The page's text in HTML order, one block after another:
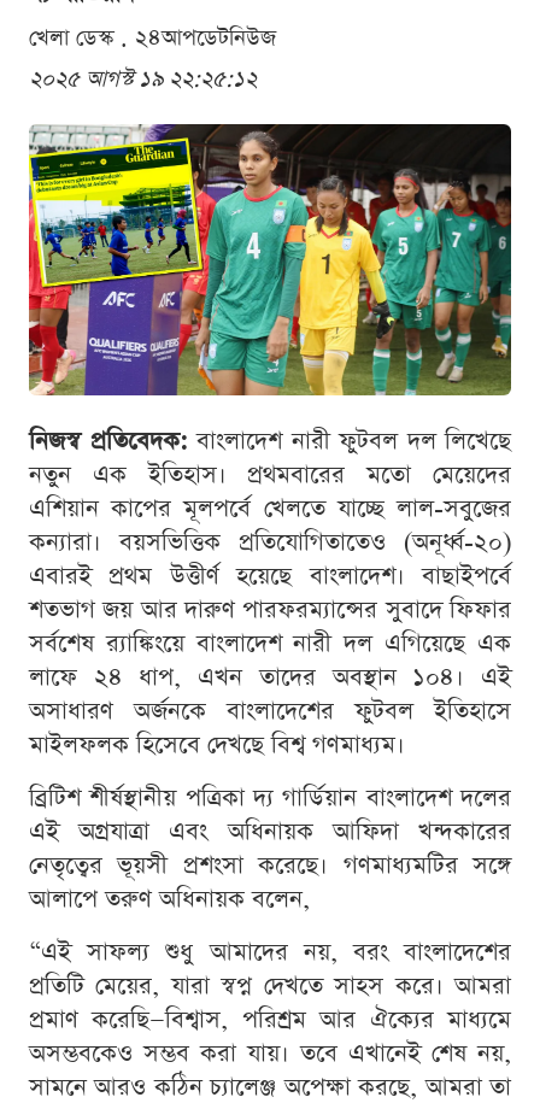
খেলা ডেস্ক . ২৪আপডেটনিউজ
২০২৫ আগস্ট ১৯ ২২:২৫:১২
নিজস্ব প্রতিবেদক: বাংলাদেশ নারী ফুটবল দল লিখেছে
নতুন এক ইতিহাস। প্রথমবারের মতো মেয়েদের
এশিয়ান কাপের মূলপর্বে খেলতে যাচ্ছে লাল-সবুজের
কন্যারা। বয়সভিত্তিক প্রতিযোগিতাতেও (অনূর্ধ্ব-২০)
এবারই প্রথম উত্তীর্ণ হয়েছে বাংলাদেশ। বাছাইপর্বে
শতভাগ জয় আর দারুণ পারফরম্যান্সের সুবাদে ফিফার
সর্বশেষ র‍্যাঙ্কিংয়ে বাংলাদেশ নারী দল এগিয়েছে এক
লাফে ২৪ ধাপ, এখন তাদের অবস্থান ১০৪। এই
অসাধারণ অর্জনকে বাংলাদেশের ফুটবল ইতিহাসে
মাইলফলক হিসেবে দেখছে বিশ্ব গণমাধ্যম।
ব্রিটিশ শীর্ষস্থানীয় পত্রিকা দ্য গার্ডিয়ান বাংলাদেশ দলের
এই অগ্রযাত্রা এবং অধিনায়ক আফিদা খন্দকারের
নেতৃত্বের ভূয়সী প্রশংসা করেছে। গণমাধ্যমটির সঙ্গে
আলাপে তরুণ অধিনায়ক বলেন,
“এই সাফল্য শুধু আমাদের নয়, বরং বাংলাদেশের
প্রতিটি মেয়ের, যারা স্বপ্ন দেখতে সাহস করে। আমরা
প্রমাণ করেছি—বিশ্বাস, পরিশ্রম আর ঐক্যের মাধ্যমে
অসম্ভবকেও সম্ভব করা যায়। তবে এখানেই শেষ নয়,
সামনে আরও কঠিন চ্যালেঞ্জ অপেক্ষা করছে, আমরা তা